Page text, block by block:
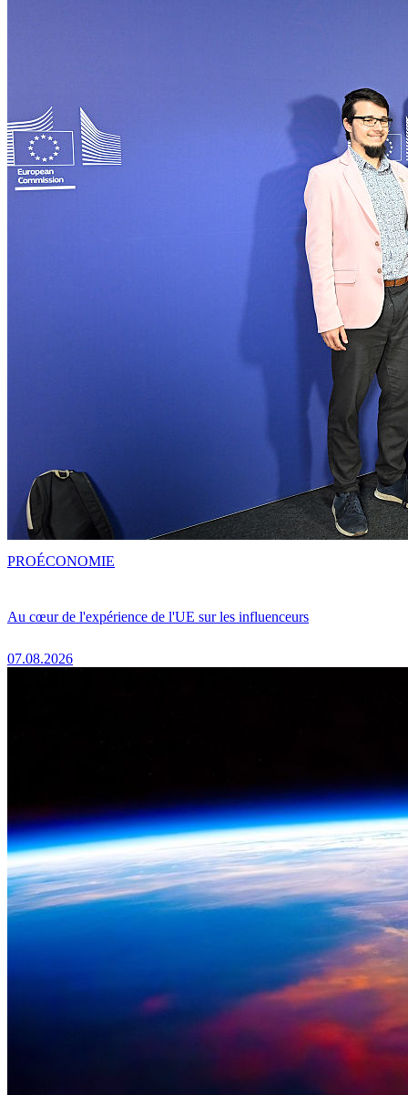
Au cœur de l'expérience de l'UE sur les influenceurs
07.08.2026
PROÉCONOMIE